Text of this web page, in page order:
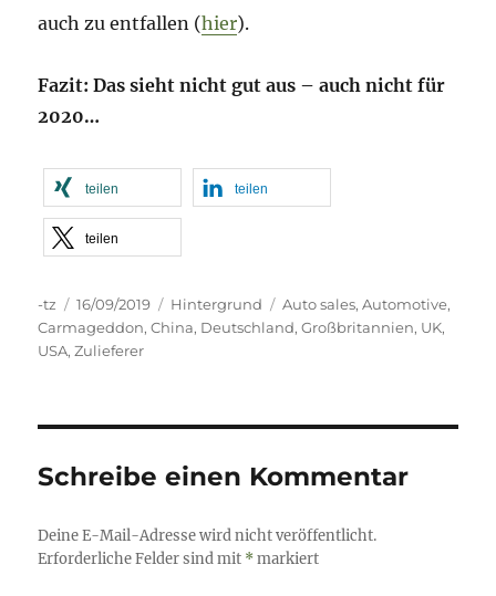
auch zu entfallen (hier).
Fazit: Das sieht nicht gut aus – auch nicht für
2020…
teilen teilen
teilen
Autor
-tz
Veröffentlicht
am
16/09/2019 Kategorien
Hintergrund Schlagwörter
Auto sales,Automotive,
Carmageddon,China, Deutschland,Großbritannien, UK,
USA,Zulieferer
Schreibe einen Kommentar
Deine E-Mail-Adresse wird nicht veröffentlicht.
Erforderliche Felder sind mit *markiert